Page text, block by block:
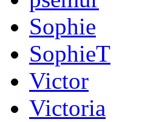
Sophie
SophieT
Victor
Victoria